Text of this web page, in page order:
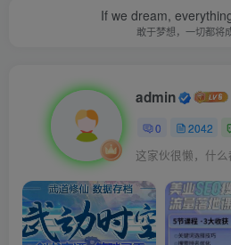
If we dream,
敢于梦想，一切都将
admin
0 2042
这家伙很懒，什